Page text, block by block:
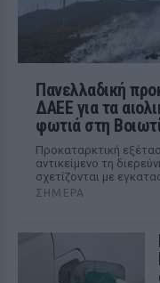
Πανελλαδική
ΔΑΕΕ για τα
φωτιά στη
Προκαταρκτική
αντικείμενο τη
σχετίζονται με
ΣΉΜΕΡΑ